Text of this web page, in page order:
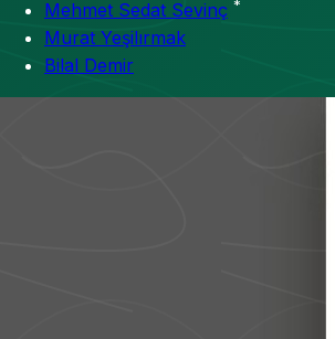
Mehmet Sedat Sevinç *
Murat Yeşilırmak
Bilal Demir